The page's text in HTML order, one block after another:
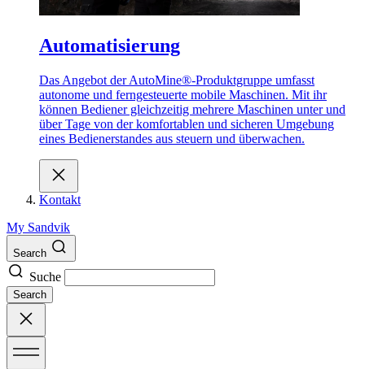
Automatisierung
Das Angebot der AutoMine®-Produktgruppe umfasst
autonome und ferngesteuerte mobile Maschinen. Mit ihr
können Bediener gleichzeitig mehrere Maschinen unter und
über Tage von der komfortablen und sicheren Umgebung
eines Bedienerstandes aus steuern und überwachen.
Kontakt
My Sandvik
Search
Suche
Search